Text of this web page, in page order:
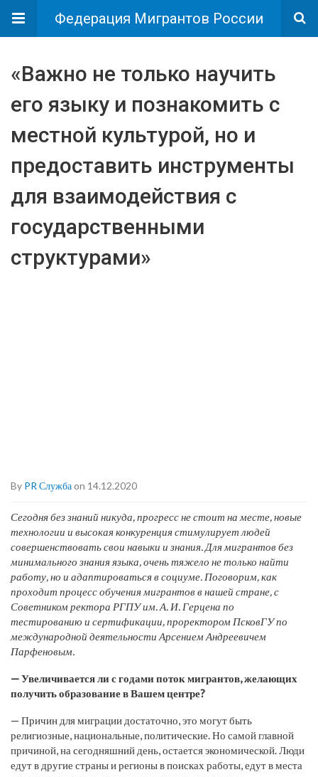
Федерация Мигрантов России
«Важно не только научить
его языку и познакомить с
местной культурой, но и
предоставить инструменты
для взаимодействия с
государственными
структурами»
By PR Службаon 14.12.2020
Сегодня без знаний никуда, прогресс не стоит на месте, новые
технологии и высокая конкуренция стимулирует людей
совершенствовать свои навыки и знания. Для мигрантов без
минимального знания языка, очень тяжело не только найти
работу, но и адаптироваться в социуме. Поговорим, как
проходит процесс обучения мигрантов в нашей стране, с
Советником ректора РГПУ им. А. И. Герцена по
тестированию и сертификации, проректором ПсковГУ по
международной деятельности Арсением Андреевичем
Парфеновым.
— Увеличивается ли с годами поток мигрантов, желающих
получить образование в Вашем центре?
— Причин для миграции достаточно, это могут быть
религиозные, национальные, политические. Но самой главной
причиной, на сегодняшний день, остается экономической. Люди
едут в другие страны и регионы в поисках работы, едут в места